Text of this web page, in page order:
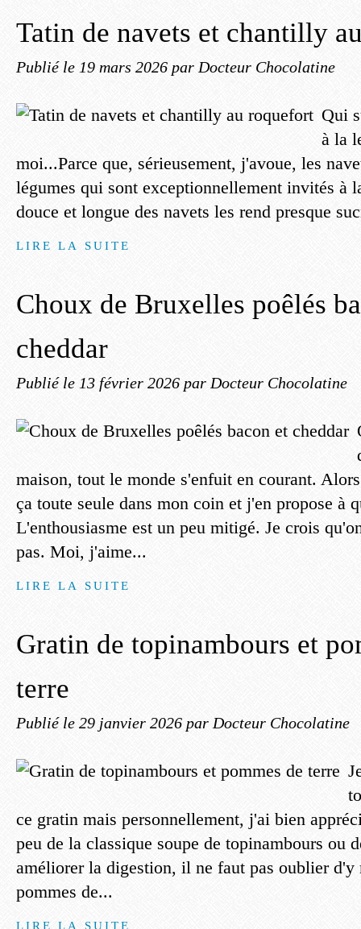
Tatin de navets et chantilly
Publié le 19 mars 2026 par Docteur Chocolatine
Qui
à la
moi...Parce que, sérieusement, j'avoue, les
légumes qui sont exceptionnellement invités à
douce et longue des navets les rend presque
LIRE LA SUITE
Choux de Bruxelles poêlés
cheddar
Publié le 13 février 2026 par Docteur Chocolatine
maison, tout le monde s'enfuit en courant.
ça toute seule dans mon coin et j'en propose à
L'enthousiasme est un peu mitigé. Je crois
pas. Moi, j'aime...
LIRE LA SUITE
Gratin de topinambours et
terre
Publié le 29 janvier 2026 par Docteur Chocolatine
ce gratin mais personnellement, j'ai bien
peu de la classique soupe de topinambours ou
améliorer la digestion, il ne faut pas oublier d'y
pommes de...
LIRE LA SUITE